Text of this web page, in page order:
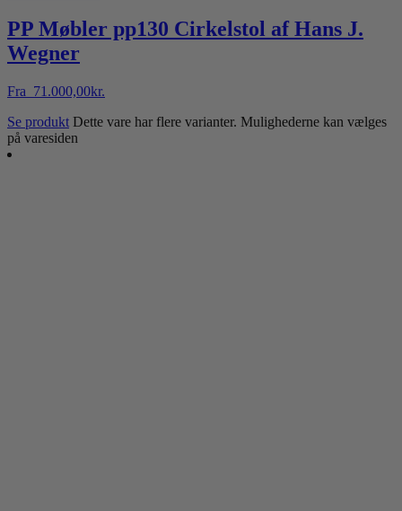
PP Møbler pp130 Cirkelstol af Hans J.
Wegner
Fra 71.000,00kr.
Se produkt Dette vare har flere varianter. Mulighederne kan vælges
på varesiden